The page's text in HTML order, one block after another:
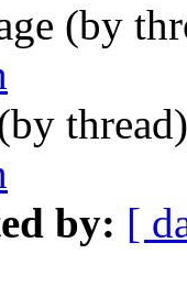
(by
by: [